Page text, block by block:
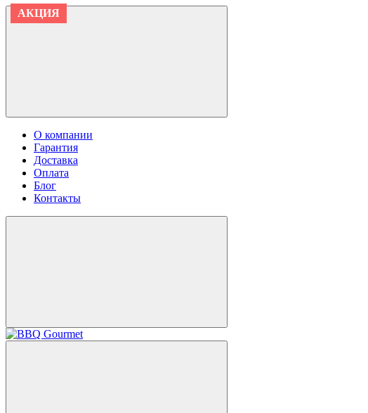
О компании
Гарантия
Доставка
Оплата
Блог
Контакты
АКЦИЯ
АКЦИЯ